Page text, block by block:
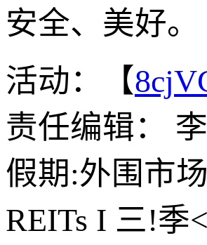
安全、美好。
活动：【
责任编辑：
假期:外围市
REITs I 三!季